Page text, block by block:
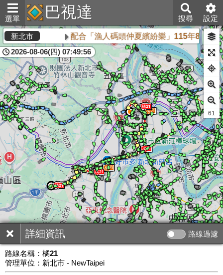
選單 巴視達 搜尋 設定
詳細資訊 路線過濾
路線名稱： 橘21
管理單位：新北市 - NewTaipei
新北市 配合「漁人碼頭仲夏繽紛樂」115年8月16
2026-08-06(四) 07:49:56
61